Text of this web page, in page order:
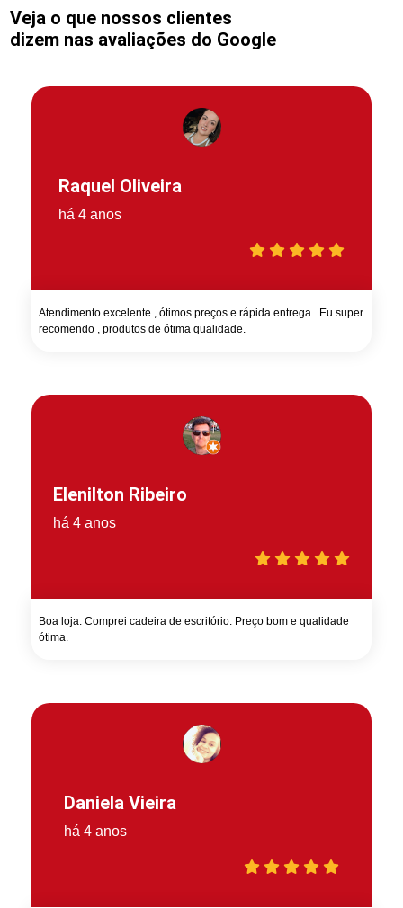
Veja o que nossos clientes
dizem nas avaliações do Google
Raquel Oliveira
há 4 anos
Atendimento excelente , ótimos preços e rápida entrega . Eu super
recomendo , produtos de ótima qualidade.
Elenilton Ribeiro
há 4 anos
Boa loja. Comprei cadeira de escritório. Preço bom e qualidade
ótima.
Daniela Vieira
há 4 anos